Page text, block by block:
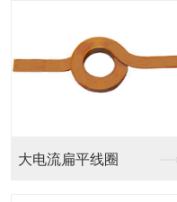
贴片绕线电感CD